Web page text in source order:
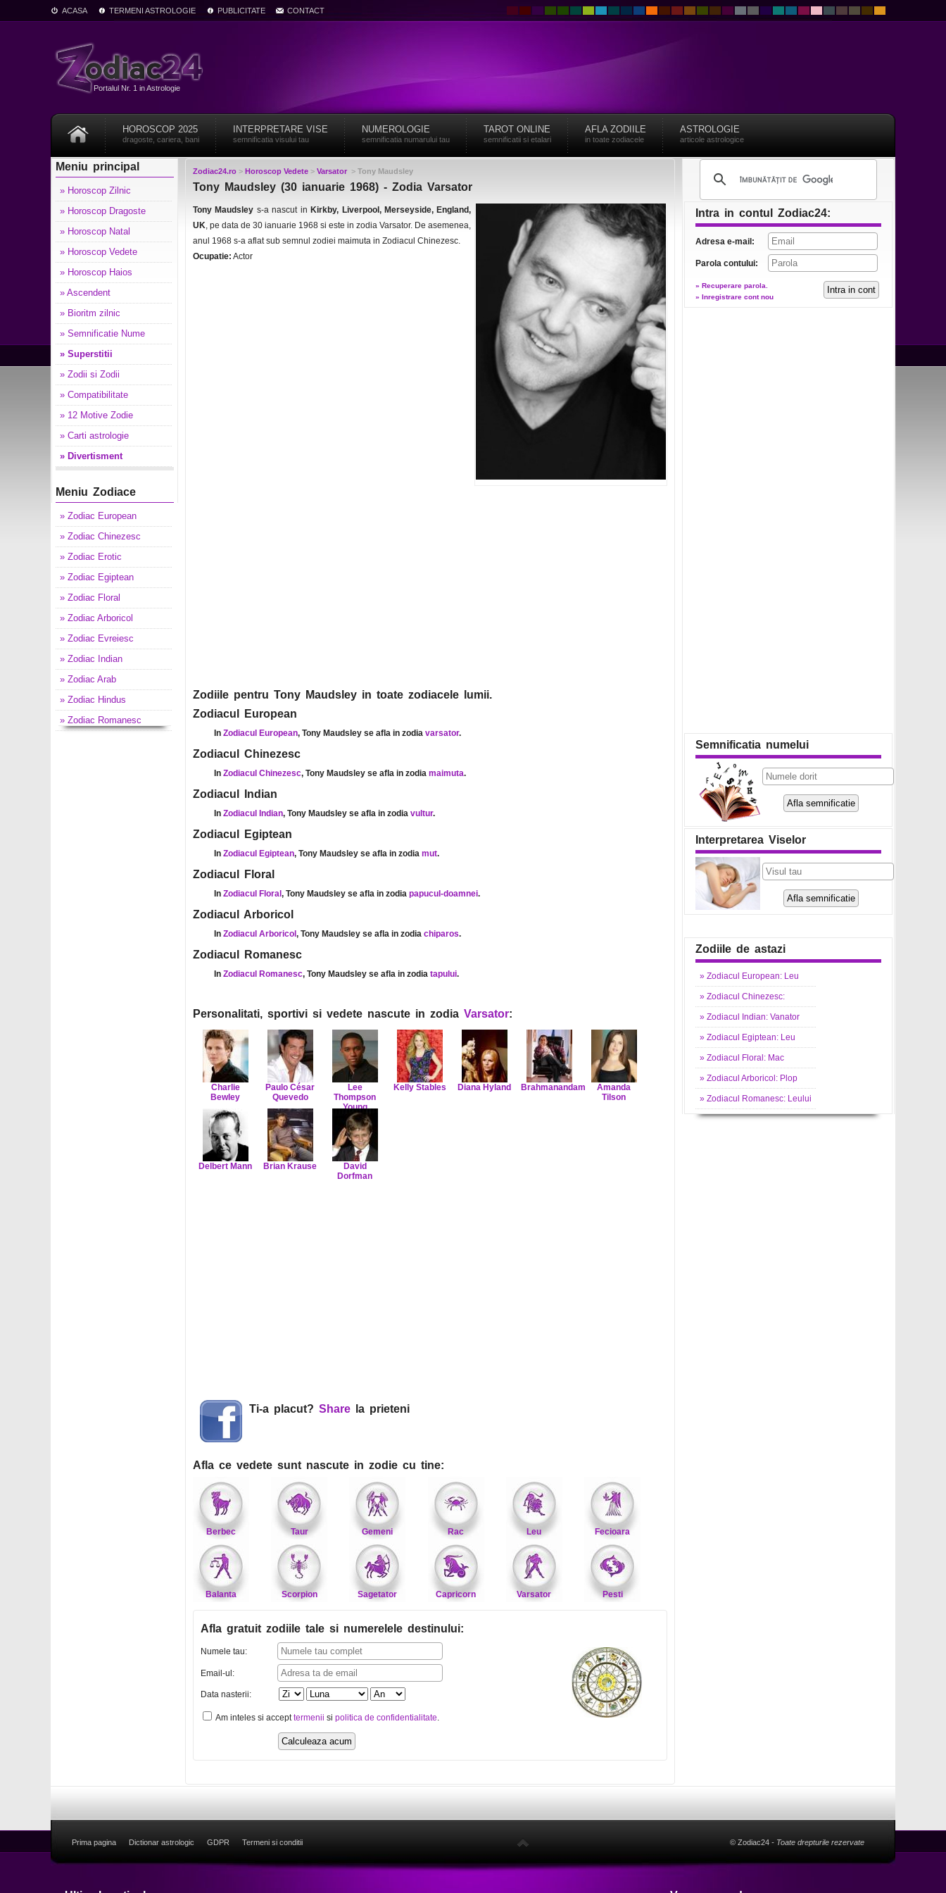
ACASA TERMENI ASTROLOGIE PUBLICITATE CONTACT
Portalul Nr. 1 in Astrologie
HOROSCOP 2025
dragoste, cariera, bani
INTERPRETARE VISE
semnificatia visului tau
NUMEROLOGIE
semnificatia numarului tau
TAROT ONLINE
semnificatii si etalari
AFLA ZODIILE
in toate zodiacele
ASTROLOGIE
articole astrologice
Meniu principal
» Horoscop Zilnic
» Horoscop Dragoste
» Horoscop Natal
» Horoscop Vedete
» Horoscop Haios
» Ascendent
» Bioritm zilnic
» Semnificatie Nume
» Superstitii
» Zodii si Zodii
» Compatibilitate
» 12 Motive Zodie
» Carti astrologie
» Divertisment
Meniu Zodiace
» Zodiac European
» Zodiac Chinezesc
» Zodiac Erotic
» Zodiac Egiptean
» Zodiac Floral
» Zodiac Arboricol
» Zodiac Evreiesc
» Zodiac Indian
» Zodiac Arab
» Zodiac Hindus
» Zodiac Romanesc
Zodiac24.ro > Horoscop Vedete > Varsator > Tony Maudsley
Tony Maudsley (30 ianuarie 1968) - Zodia Varsator
Tony Maudsley s-a nascut in Kirkby, Liverpool, Merseyside, England,
UK, pe data de 30 ianuarie 1968 si este in zodia Varsator. De asemenea,
anul 1968 s-a aflat sub semnul zodiei maimuta in Zodiacul Chinezesc.
Ocupatie: Actor
Zodiile pentru Tony Maudsley in toate zodiacele lumii.
Zodiacul European
In Zodiacul European, Tony Maudsley se afla in zodia varsator.
Zodiacul Chinezesc
In Zodiacul Chinezesc, Tony Maudsley se afla in zodia maimuta.
Zodiacul Indian
In Zodiacul Indian, Tony Maudsley se afla in zodia vultur.
Zodiacul Egiptean
In Zodiacul Egiptean, Tony Maudsley se afla in zodia mut.
Zodiacul Floral
In Zodiacul Floral, Tony Maudsley se afla in zodia papucul-doamnei.
Zodiacul Arboricol
In Zodiacul Arboricol, Tony Maudsley se afla in zodia chiparos.
Zodiacul Romanesc
In Zodiacul Romanesc, Tony Maudsley se afla in zodia tapului.
Personalitati, sportivi si vedete nascute in zodia Varsator:
Charlie
Bewley
Paulo César
Quevedo
Lee
Thompson
Young
Kelly Stables Diana Hyland Brahmanandam
Amanda
Tilson
Delbert Mann Brian Krause
David
Dorfman
Ti-a placut? Share la prieteni
Afla ce vedete sunt nascute in zodie cu tine:
Berbec Taur Gemeni Rac Leu Fecioara
Balanta Scorpion Sagetator Capricorn Varsator Pesti
Afla gratuit zodiile tale si numerelele destinului:
Numele tau:
Email-ul:
Data nasterii:
Am inteles si accepttermenii si politica de confidentialitate
Intra in contul Zodiac24:
Adresa e-mail:
Parola contului:
» Recuperare parola.
» Inregistrare cont nou
Semnificatia numelui
Interpretarea Viselor
Zodiile de astazi
» Zodiacul European: Leu
» Zodiacul Chinezesc:
» Zodiacul Indian: Vanator
» Zodiacul Egiptean: Leu
» Zodiacul Floral: Mac
» Zodiacul Arboricol: Plop
» Zodiacul Romanesc: Leului
Prima pagina Dictionar astrologic GDPR Termeni si conditii © Zodiac24 - Toate drepturile rezervate